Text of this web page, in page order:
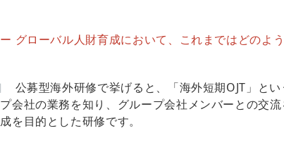
グローバル人財育成において、これまではどのよ
公募型海外研修で挙げると、「海外短期OJT」と
会社の業務を知り、グループ会社メンバーとの交
を目的とした研修です。